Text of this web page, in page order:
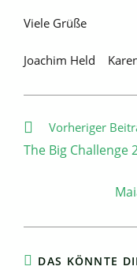
Viele Grüße
Joachim Held
Weitere
Artikel
ansehen
Vorheriger
The Big Challenge
DAS KÖNNTE